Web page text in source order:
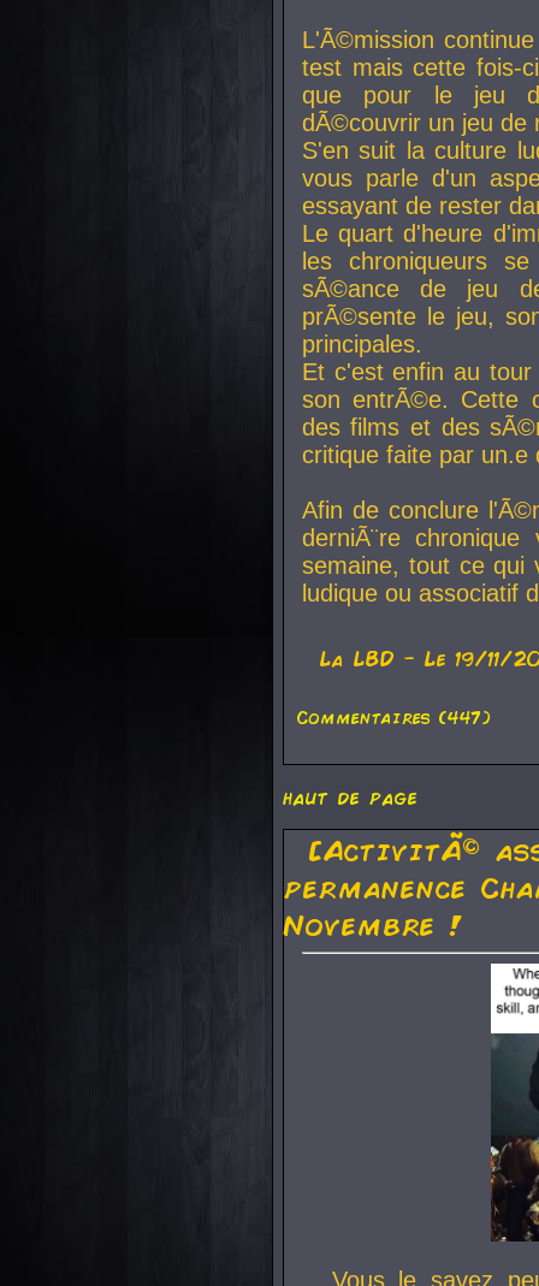
L'Ã©mission
test mais cette fois-
que pour le jeu
dÃ©couvrir un jeu de
S'en suit la culture
vous parle d'un
essayant de rester
Le quart d'heure
les chroniqueurs
sÃ©ance de jeu
prÃ©sente le jeu,
principales.
Et c'est enfin au
son entrÃ©e. Cette
des films et des
critique faite par
Afin de conclure
derniÃ¨re
semaine, tout ce qui
ludique ou associatif
La LBD - Le 19/11/
Commentaires (447)
haut de page
[ActivitÃ©
permanence
Novembre !
Vous le savez